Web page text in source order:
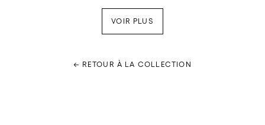
VOIR PLUS
← RETOUR À LA COLLECTION